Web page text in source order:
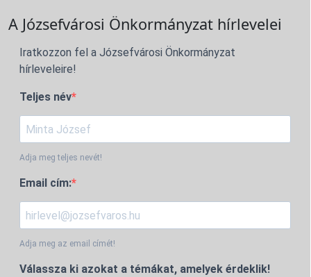
A Józsefvárosi Önkormányzat hírlevelei
Iratkozzon fel a Józsefvárosi Önkormányzat
hírleveleire!
Teljes név
Adja meg teljes nevét!
Email cím:
Adja meg az email címét!
Válassza ki azokat a témákat, amelyek érdeklik!